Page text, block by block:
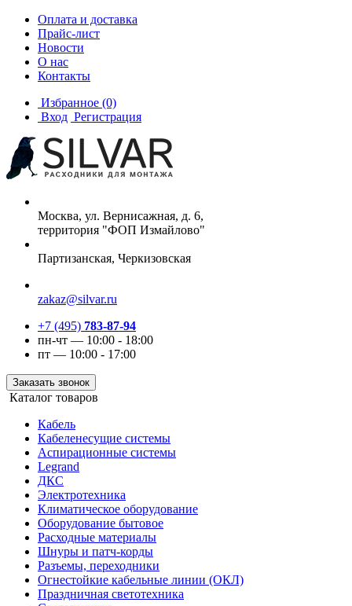
Оплата и доставка
Прайс-лист
Новости
О нас
Контакты
Избранное (0)
Вход Регистрация
Москва, ул. Вернисажная, д. 6,
территория "ФОП Измайлово"
Партизанская, Черкизовская
zakaz@silvar.ru
+7 (495) 783-87-94
пн-чт — 10:00 - 18:00
пт — 10:00 - 17:00
Заказать звонок
Каталог товаров
Кабель
Кабеленесущие системы
Аспирационные системы
Legrand
ДКС
Электротехника
Климатическое оборудование
Оборудование бытовое
Расходные материалы
Шнуры и патч-корды
Разъемы, переходники
Огнестойкие кабельные линии (ОКЛ)
Праздничная светотехника